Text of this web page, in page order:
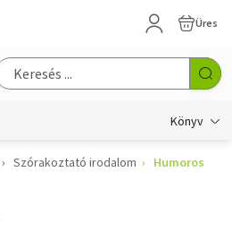
Üres
Könyv
Szórakoztató irodalom Humoros